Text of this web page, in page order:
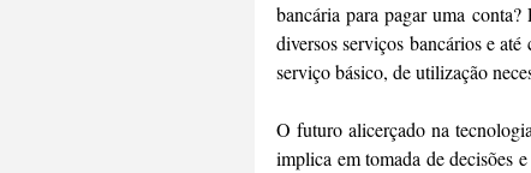
bancária para pagar uma
diversos serviços bancários e
serviço básico, de utilização
O futuro alicerçado na
implica em tomada de decisões